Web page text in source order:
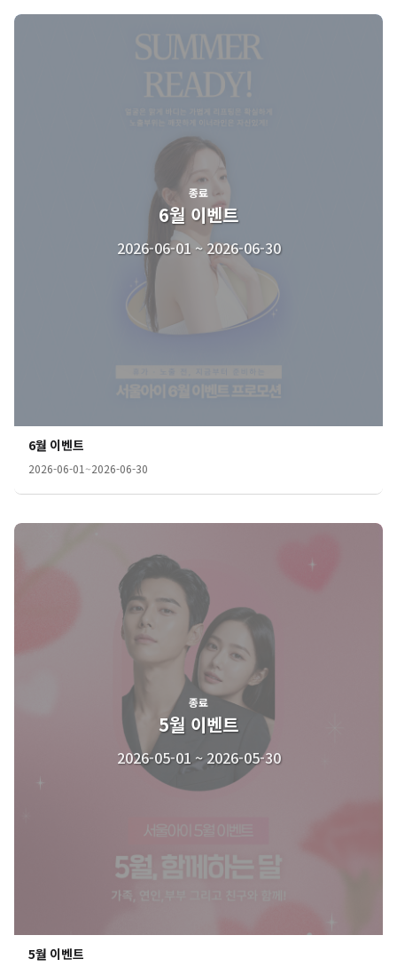
종료
6월 이벤트
2026-06-01 ~ 2026-06-30
6월 이벤트
2026-06-01~2026-06-30
종료
5월 이벤트
2026-05-01 ~ 2026-05-30
5월 이벤트